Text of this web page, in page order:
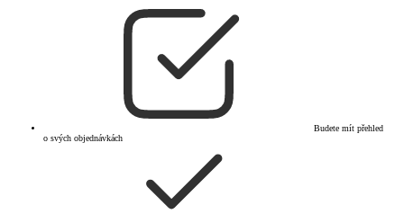
Budete mít přehled
o svých objednávkách